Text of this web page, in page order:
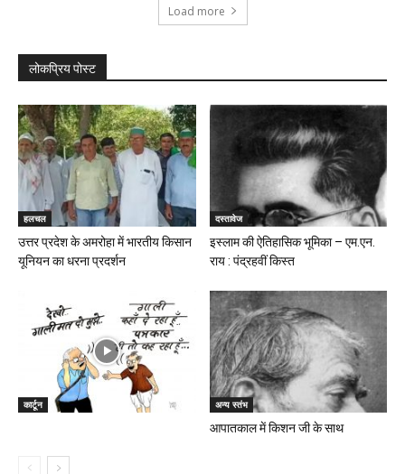
Load more
लोकप्रिय पोस्ट
हलचल
उत्तर प्रदेश के अमरोहा में भारतीय किसान
यूनियन का धरना प्रदर्शन
दस्तावेज
इस्लाम की ऐतिहासिक भूमिका – एम.एन.
राय : पंद्रहवीं किस्त
कार्टून अन्य स्तंभ
आपातकाल में किशन जी के साथ